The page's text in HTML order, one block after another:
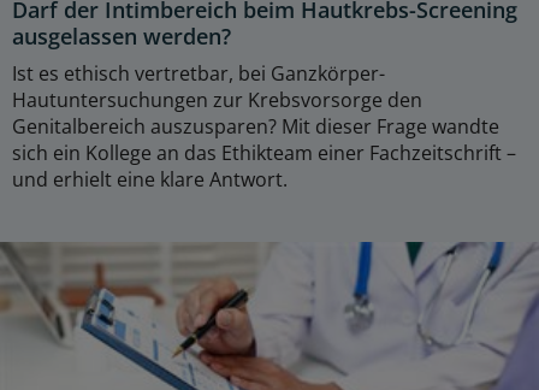
Darf der Intimbereich beim Hautkrebs-Screening
ausgelassen werden?
Ist es ethisch vertretbar, bei Ganzkörper-
Hautuntersuchungen zur Krebsvorsorge den
Genitalbereich auszusparen? Mit dieser Frage wandte
sich ein Kollege an das Ethikteam einer Fachzeitschrift –
und erhielt eine klare Antwort.